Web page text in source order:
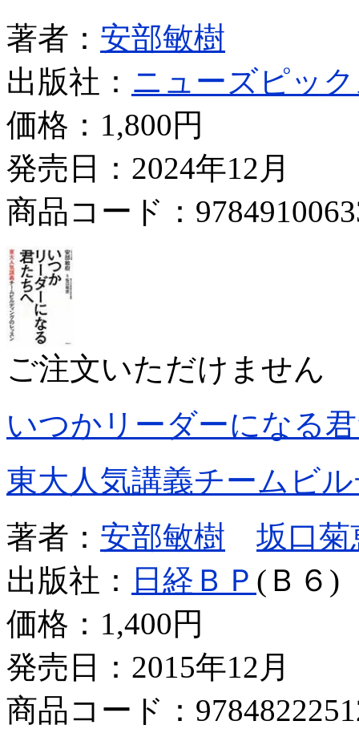
著者： 安部敏樹
出版社： ニューズピッ
価格： 1,800円
発売日：2024年12月
商品コード：
ご注文いただけません
いつかリーダーになる
東大人気講義チームビ
著者： 安部敏樹
坂口菊
出版社：
日経ＢＰ (Ｂ６)
価格： 1,400円
発売日：2015年12月
商品コード：